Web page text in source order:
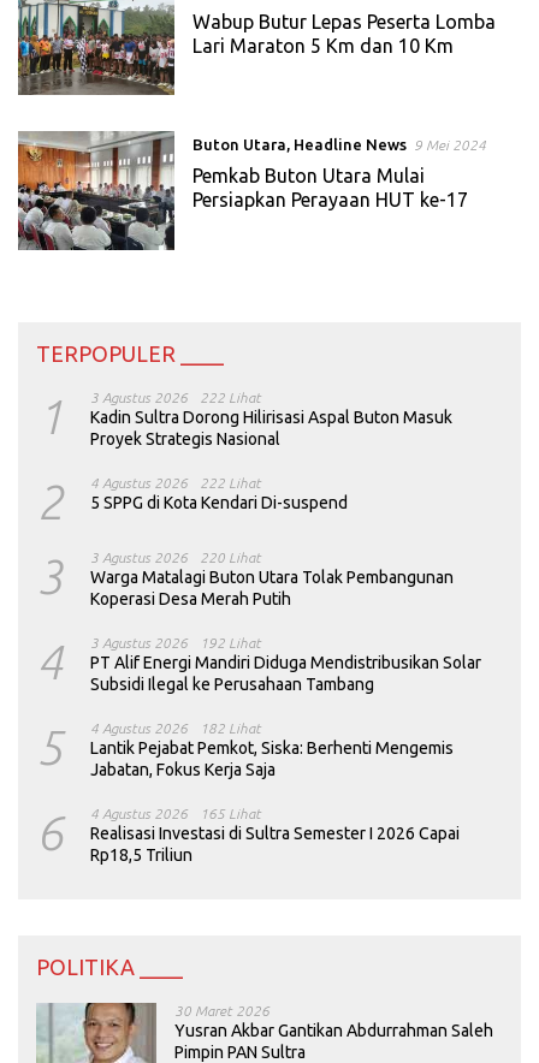
Wabup Butur Lepas Peserta Lomba
Lari Maraton 5 Km dan 10 Km
Buton Utara, Headline News 9 Mei 2024
Pemkab Buton Utara Mulai
Persiapkan Perayaan HUT ke-17
TERPOPULER ____
1 3 Agustus 2026 222 Lihat
Kadin Sultra Dorong Hilirisasi Aspal Buton Masuk
Proyek Strategis Nasional
2 4 Agustus 2026 222 Lihat
5 SPPG di Kota Kendari Di-suspend
3 3 Agustus 2026 220 Lihat
Warga Matalagi Buton Utara Tolak Pembangunan
Koperasi Desa Merah Putih
4 3 Agustus 2026 192 Lihat
PT Alif Energi Mandiri Diduga Mendistribusikan Solar
Subsidi Ilegal ke Perusahaan Tambang
5 4 Agustus 2026 182 Lihat
Lantik Pejabat Pemkot, Siska: Berhenti Mengemis
Jabatan, Fokus Kerja Saja
6 4 Agustus 2026 165 Lihat
Realisasi Investasi di Sultra Semester I 2026 Capai
Rp18,5 Triliun
POLITIKA ____
30 Maret 2026
Yusran Akbar Gantikan Abdurrahman Saleh
Pimpin PAN Sultra